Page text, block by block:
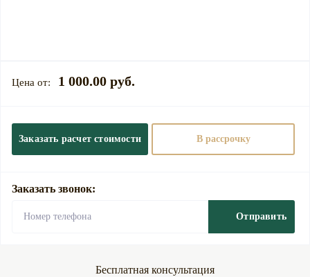
1 000.00 руб.
Заказать расчет стоимости В рассрочку
Заказать звонок:
Отправить
Бесплатная консультация